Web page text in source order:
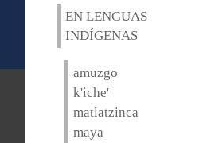
EN LENGUAS
INDÍGENAS
amuzgo
k'iche'
matlatzinca
maya